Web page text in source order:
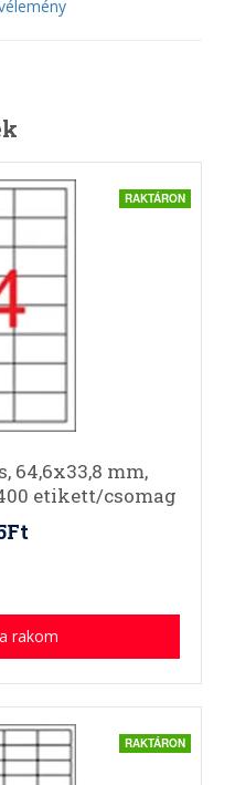
RAKTÁRON
64,6x33,8 mm,
etikett/csomag
rakom
RAKTÁRON